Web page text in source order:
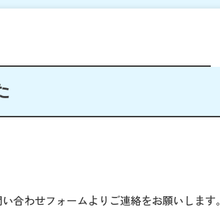
合わせフォームよりご連絡をお願いします。